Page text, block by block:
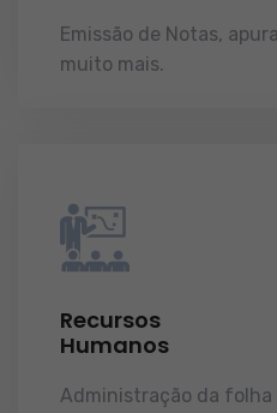
Emissão de Notas,
muito mais.
Recursos
Humanos
Administração da folha